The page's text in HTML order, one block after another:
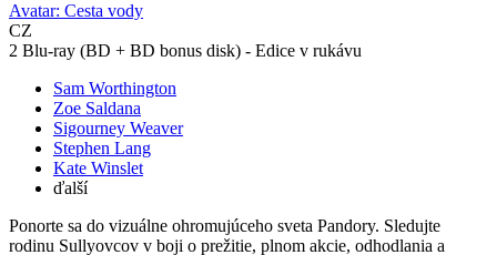
Avatar: Cesta vody
CZ
2 Blu-ray (BD + BD bonus disk) - Edice v rukávu
Sam Worthington
Zoe Saldana
Sigourney Weaver
Stephen Lang
Kate Winslet
ďalší
Ponorte sa do vizuálne ohromujúceho sveta Pandory. Sledujte
rodinu Sullyovcov v boji o prežitie, plnom akcie, odhodlania a